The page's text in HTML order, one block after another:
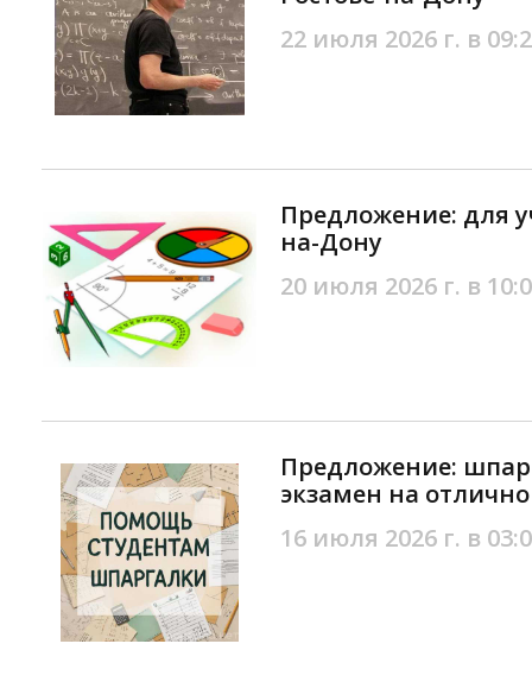
22 июля 2026 г. в
Предложение: для
на-Дону
20 июля 2026 г. в
Предложение:
экзамен на
16 июля 2026 г. в